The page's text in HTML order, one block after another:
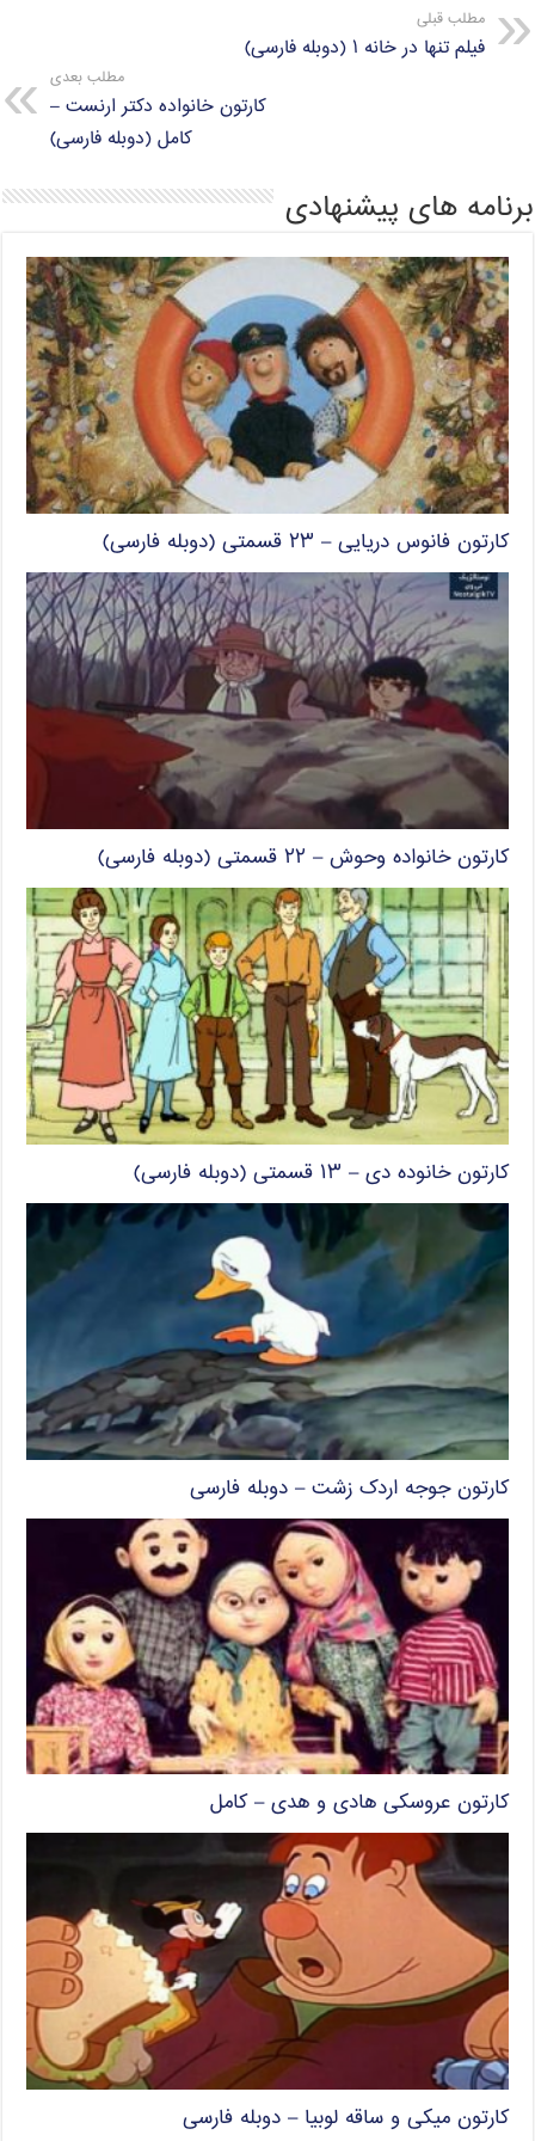
مطلب قبلی
فیلم تنها در خانه ۱ (دوبله فارسی)
مطلب بعدی
کارتون خانواده دکتر ارنست –
کامل (دوبله فارسی)
برنامه های پیشنهادی
کارتون فانوس دریایی – ۲۳ قسمتی (دوبله فارسی)
کارتون خانواده وحوش – ۲۲ قسمتی (دوبله فارسی)
کارتون خانوده دی – ۱۳ قسمتی (دوبله فارسی)
کارتون جوجه اردک زشت – دوبله فارسی
کارتون عروسکی هادی و هدی – کامل
کارتون میکی و ساقه لوبیا – دوبله فارسی